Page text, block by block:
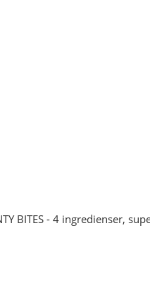
BITES - 4 ingredienser,